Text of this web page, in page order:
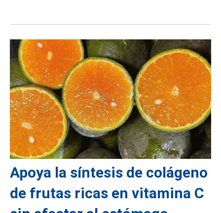
Apoya la síntesis de colágeno
de frutas ricas en vitamina C